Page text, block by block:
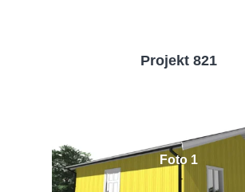
Projekt 821
Foto 1